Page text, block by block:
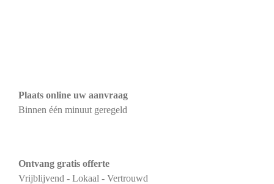
Plaats online uw aanvraag
Binnen één minuut geregeld
Ontvang gratis offerte
Vrijblijvend - Lokaal - Vertrouwd